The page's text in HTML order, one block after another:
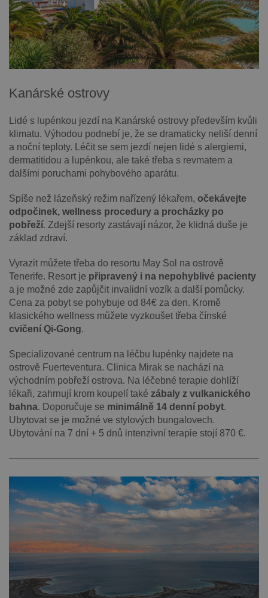
Kanárské ostrovy
Lidé s lupénkou jezdí na Kanárské ostrovy především kvůli
klimatu. Výhodou podnebí je, že se dramaticky neliší denní
a noční teploty. Léčit se sem jezdí nejen lidé s alergiemi,
dermatitidou a lupénkou, ale také třeba s revmatem a
dalšími poruchami pohybového aparátu.
Spíše než lázeňský režim nařízený lékařem, očekávejte
odpočinek, wellness procedury a procházky po
pobřeží. Zdejší resorty zastávají názor, že klidná duše je
základ zdraví.
Vyrazit můžete třeba do resortu May Sol na ostrově
Tenerife. Resort je připravený i na nepohyblivé pacienty
a je možné zde zapůjčit invalidní vozík a další pomůcky.
Cena za pobyt se pohybuje od 84€ za den. Kromě
klasického wellness můžete vyzkoušet třeba čínské
cvičení Qi-Gong.
Specializované centrum na léčbu lupénky najdete na
ostrově Fuerteventura. Clinica Mirak se nachází na
východním pobřeží ostrova. Na léčebné terapie dohlíží
lékaři, zahrnují krom koupelí také zábaly z vulkanického
bahna. Doporučuje se minimálně 14 denní pobyt.
Ubytovat se je možné ve stylových bungalovech.
Ubytování na 7 dní + 5 dnů intenzivní terapie stojí 870 €.